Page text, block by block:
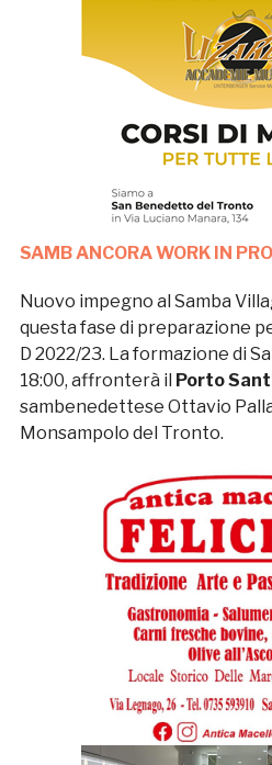
SAMB ANCORA WORK IN
Nuovo impegno al Samba
questa fase di preparazione
D 2022/23. La formazione di
18:00, affronterà il Porto
sambenedettese Ottavio
Monsampolo del Tronto.